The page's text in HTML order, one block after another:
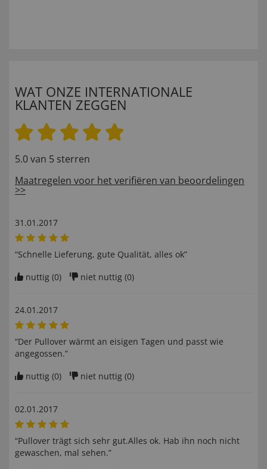
WAT ONZE INTERNATIONALE
KLANTEN ZEGGEN
5.0 van 5 sterren
Maatregelen voor het verifiëren van beoordelingen
>>
31.01.2017
“Schnelle Lieferung, gute Qualität, alles ok”
nuttig (0) niet nuttig (0)
24.01.2017
“Der Pullover wärmt an eisigen Tagen und passt wie
angegossen.”
nuttig (0) niet nuttig (0)
02.01.2017
“Pullover trägt sich sehr gut.Alles ok. Hab ihn noch nicht
gewaschen, mal sehen.”